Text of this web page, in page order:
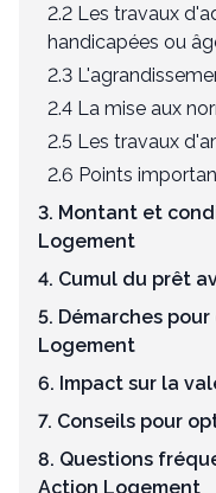
2.2 Les travaux
handicapées ou
2.3
2.4 La mise aux
2.5 Les travaux
2.6 Points
3. Montant et
Logement
4. Cumul du prêt
5. Démarches
Logement
6. Impact sur la
7. Conseils pour
8. Questions
Action Logement